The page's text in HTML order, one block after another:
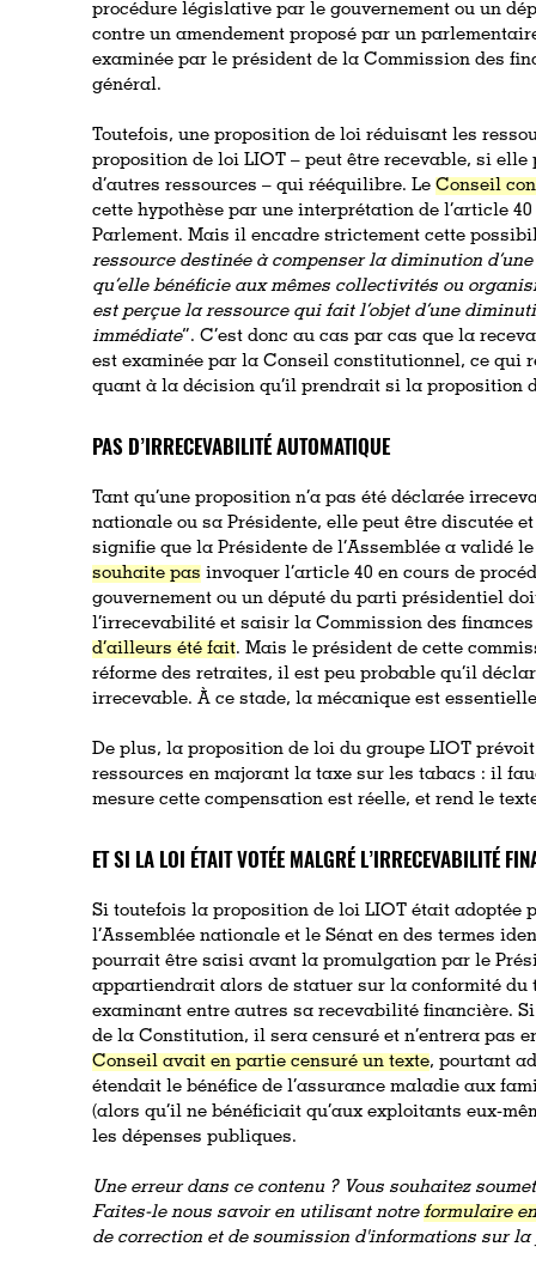
procédure législative par le gouvernement ou un
contre un amendement proposé par un
examinée par le président de la Commission des
général.
Toutefois, une proposition de loi réduisant les
proposition de loi LIOT – peut être recevable, si elle
d’autres ressources – qui rééquilibre. LeConseil
cette hypothèse par une interprétation de l’article
Parlement. Mais il encadre strictement cette
ressource destinée à compenser la diminution
qu’elle bénéficie aux mêmes collectivités ou
est perçue la ressource qui fait l’objet d’une
immédiate”. C’est donc au cas par cas que la
est examinée par la Conseil constitutionnel, ce qui
quant à la décision qu’il prendrait si la proposition
PAS D’IRRECEVABILITÉ AUTOMATIQUE
Tant qu’une proposition n’a pas été déclarée
nationale ou sa Présidente, elle peut être discutée
signifie que la Présidente de l’Assemblée a validé
souhaite pas invoquer l’article 40 en cours de
gouvernement ou un député du parti présidentiel
l’irrecevabilité et saisir la Commission des finances
d’ailleurs été fait. Mais le président de cette
réforme des retraites, il est peu probable qu’il
irrecevable. À ce stade, la mécanique est
De plus, la proposition de loi du groupe LIOT
ressources en majorant la taxe sur les tabacs : il
mesure cette compensation est réelle, et rend le
ET SI LA LOI ÉTAIT VOTÉE MALGRÉ L’IRRECEVABILITÉ
Si toutefois la proposition de loi LIOT était adoptée
l’Assemblée nationale et le Sénat en des termes
pourrait être saisi avant la promulgation par le
appartiendrait alors de statuer sur la conformité du
examinant entre autres sa recevabilité financière.
de la Constitution, il sera censuré et n’entrera pas
Conseil avait en partie censuré un texte, pourtant
étendait le bénéfice de l’assurance maladie aux
(alors qu’il ne bénéficiait qu’aux exploitants eux-
les dépenses publiques.
Une erreur dans ce contenu ? Vous souhaitez
Faites-le nous savoir en utilisant notreformulaire
de correction et de soumission d'informations sur